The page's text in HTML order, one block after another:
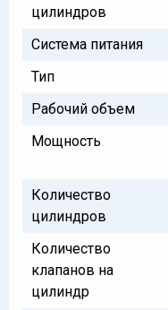
цилиндров
Система питания
Тип
Рабочий объем
Мощность
Количество
цилиндров
Количество
клапанов на
цилиндр